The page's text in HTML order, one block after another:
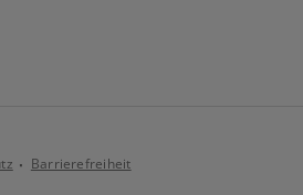
Barrierefreiheit